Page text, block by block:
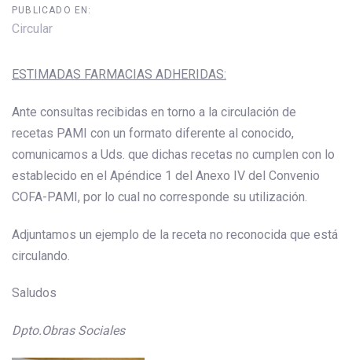
PUBLICADO EN:
Circular
ESTIMADAS FARMACIAS ADHERIDAS:
Ante consultas recibidas en torno a la circulación de
recetas PAMI con un formato diferente al conocido,
comunicamos a Uds. que dichas recetas no cumplen con lo
establecido en el Apéndice 1 del Anexo IV del Convenio
COFA-PAMI, por lo cual no corresponde su utilización.
Adjuntamos un ejemplo de la receta no reconocida que está
circulando.
Saludos
Dpto.Obras Sociales